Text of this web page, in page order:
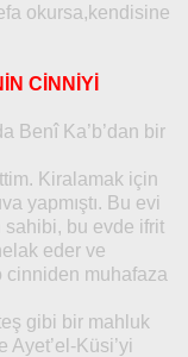
okursa,kendisine
CİNNİYİ
Benî Ka’b’dan bir
Kiralamak için
yapmıştı. Bu evi
bu evde ifrit
eder ve
cinniden muhafaza
gibi bir mahluk
Küsi’yi